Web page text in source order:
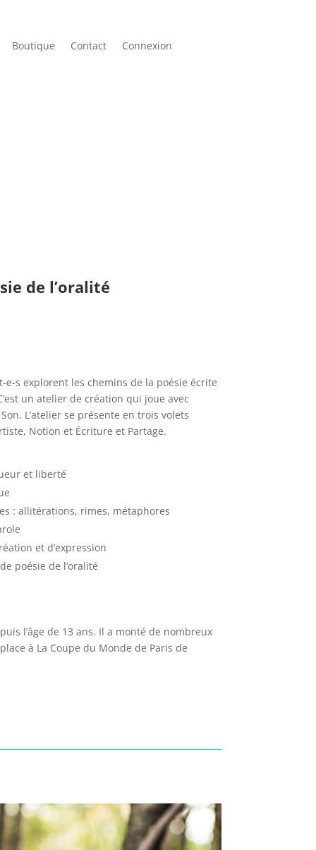
Boutique Contact Connexion
de l’oralité
s explorent les chemins de la poésie écrite
un atelier de création qui joue avec
L’atelier se présente en trois volets
Notion et Écriture et Partage.
et liberté
: allitérations, rimes, métaphores
et d’expression
poésie de l’oralité
l’âge de 13 ans. Il a monté de nombreux
à La Coupe du Monde de Paris de